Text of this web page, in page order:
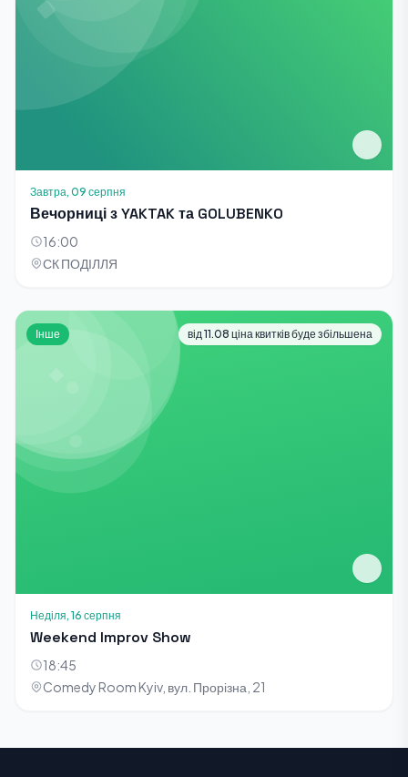
Завтра, 09 серпня
Вечорниці з YAKTAK та GOLUBENKO
16:00
СК ПОДІЛЛЯ
Інше від 11.08 ціна квитків буде збільшена
Неділя, 16 серпня
Weekend Improv Show
18:45
Comedy Room Kyiv, вул. Прорізна, 21